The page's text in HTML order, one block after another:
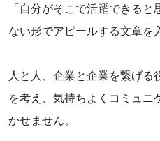
「自分がそこで活躍できる
ない形でアピールする文章を
人と人、企業と企業を繋げる
を考え、気持ちよくコミュニ
かせません。